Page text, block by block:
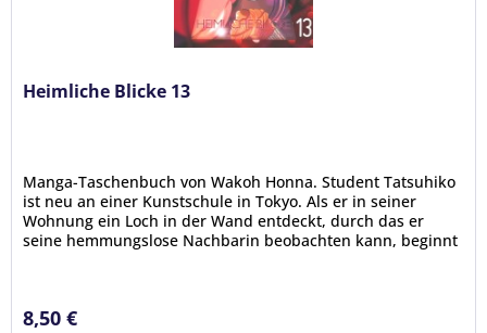
Heimliche Blicke 13
Manga-Taschenbuch von Wakoh Honna. Student Tatsuhiko
ist neu an einer Kunstschule in Tokyo. Als er in seiner
Wohnung ein Loch in der Wand entdeckt, durch das er
seine hemmungslose Nachbarin beobachten kann, beginnt
8,50 €